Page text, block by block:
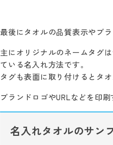
最後にタオルの品質表示やブ
主にオリジナルのネームタグ
ている名入れ方法です。
タグも表面に取り付けるとタ
ブランドロゴやURLなどを印
名入れタオルのサン